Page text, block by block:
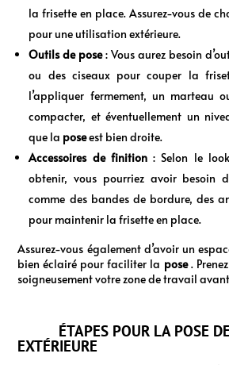
la frisette en place. Assurez-vous de
pour une utilisation extérieure.
Outils de pose : Vous aurez besoin
ou des ciseaux pour couper la
l’appliquer fermement, un marteau
compacter, et éventuellement un
que la poseest bien droite.
Accessoires de finition : Selon le
obtenir, vous pourriez avoir besoin
comme des bandes de bordure, des
pour maintenir la frisette en place.
Assurez-vous également d’avoir un
bien éclairé pour faciliter la pose .
soigneusement votre zone de travail
ÉTAPES POUR LA POSE
EXTÉRIEURE